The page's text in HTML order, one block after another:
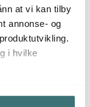
at vi kan tilby
annonse- og
i hvilke